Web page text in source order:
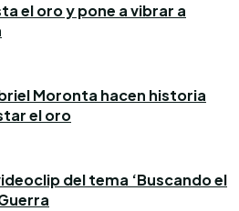
el oro y pone a vibrar a
Moronta hacen historia
el oro
del tema ‘Buscando el